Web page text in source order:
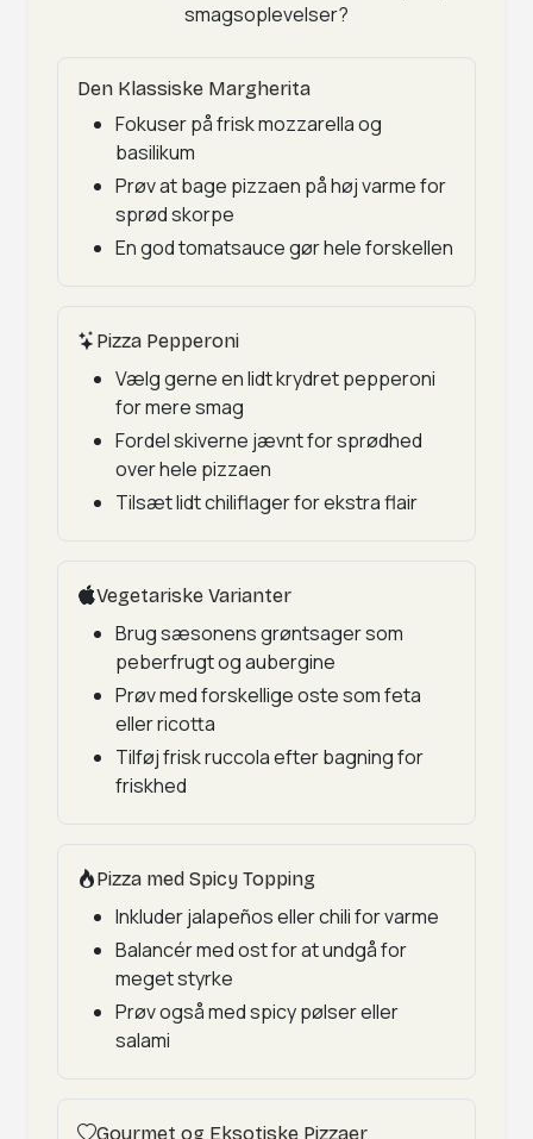
smagsoplevelser?
Den Klassiske Margherita
Fokuser på frisk mozzarella og
basilikum
Prøv at bage pizzaen på høj varme for
sprød skorpe
En god tomatsauce gør hele forskellen
Pizza Pepperoni
Vælg gerne en lidt krydret pepperoni
for mere smag
Fordel skiverne jævnt for sprødhed
over hele pizzaen
Tilsæt lidt chiliflager for ekstra flair
Vegetariske Varianter
Brug sæsonens grøntsager som
peberfrugt og aubergine
Prøv med forskellige oste som feta
eller ricotta
Tilføj frisk ruccola efter bagning for
friskhed
Pizza med Spicy Topping
Inkluder jalapeños eller chili for varme
Balancér med ost for at undgå for
meget styrke
Prøv også med spicy pølser eller
salami
Gourmet og Eksotiske Pizzaer